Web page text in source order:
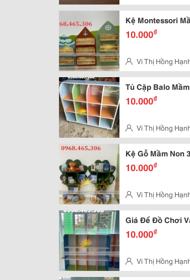
Kệ Montessori
10.000₫
Vi Thị Hồng
Tủ Cặp Balo
10.000₫
Vi Thị Hồng
Kệ Gỗ Mầm Non
10.000₫
Vi Thị Hồng
Giá Để Đồ Chơi
10.000₫
Vi Thị Hồng